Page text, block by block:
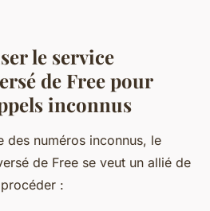
le service
de Free pour
inconnus
des numéros inconnus, le
de Free se veut un allié de
: